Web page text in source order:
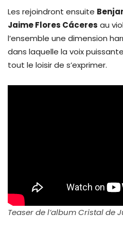
Les rejoindront ensuite
Jaime Flores Cáceres au
l’ensemble une dimension
dans laquelle la voix
tout le loisir de s’exprimer.
Teaser de l’album Cristal de